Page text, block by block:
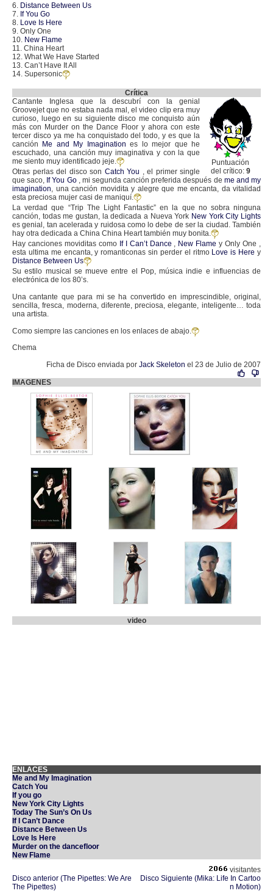
6. Distance Between Us
7. If You Go
8. Love Is Here
9. Only One
10. New Flame
11. China Heart
12. What We Have Started
13. Can’t Have It All
14. Supersonic
Crítica
Puntuación
del crítico: 9
Cantante Inglesa que la descubrí con la genial
Groovejet que no estaba nada mal, el video clip era muy
curioso, luego en su siguiente disco me conquisto aún
más con Murder on the Dance Floor y ahora con este
tercer disco ya me ha conquistado del todo, y es que la
canción
Me and My Imagination es lo mejor que he
escuchado, una canción muy imaginativa y con la que
me siento muy identificado jeje.
Otras perlas del disco son Catch You , el primer single
que saco, If You Go, mi segunda canción preferida después de me and my
imagination, una canción movidita y alegre que me encanta, da vitalidad
esta preciosa mujer casi de maniquí.
La verdad que “Trip The Light Fantastic” en la que no sobra ninguna
canción, todas me gustan, la dedicada a Nueva York New York City Lights
es genial, tan acelerada y ruidosa como lo debe de ser la ciudad. También
hay otra dedicada a China China Heart también muy bonita.
Hay canciones moviditas como If I Can’t Dance , New Flame y Only One ,
esta ultima me encanta, y romanticonas sin perder el ritmo Love is Here y
Distance Between Us
Su estilo musical se mueve entre el Pop, música indie e influencias de
electrónica de los 80’s.
Una cantante que para mi se ha convertido en imprescindible, original,
sencilla, fresca, moderna, diferente, preciosa, elegante, inteligente… toda
una artista.
Como siempre las canciones en los enlaces de abajo.
Chema
Ficha de Disco enviada por Jack Skeleton el 23 de Julio de 2007
IMAGENES
video
ENLACES
Me and My Imagination
Catch You
If you go
New York City Lights
Today The Sun’s On Us
If I Can’t Dance
Distance Between Us
Love Is Here
Murder on the dancefloor
New Flame
visitantes
Disco anterior (The Pipettes: We Are
The Pipettes)
Disco Siguiente (Mika: Life In Cartoo
n Motion)